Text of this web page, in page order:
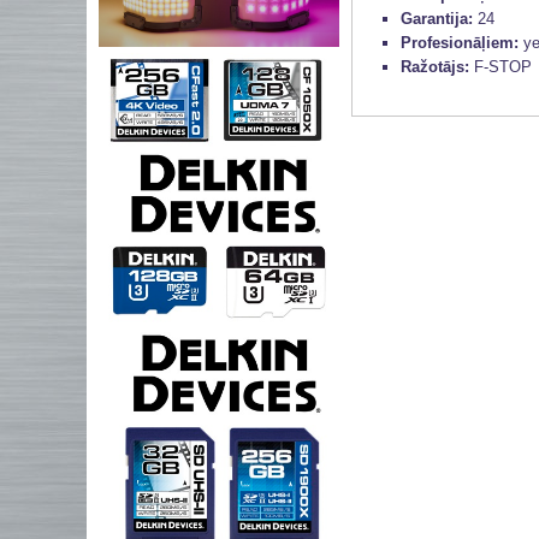
Garantija: 24
Profesionāļiem:
Ražotājs: F-STOP